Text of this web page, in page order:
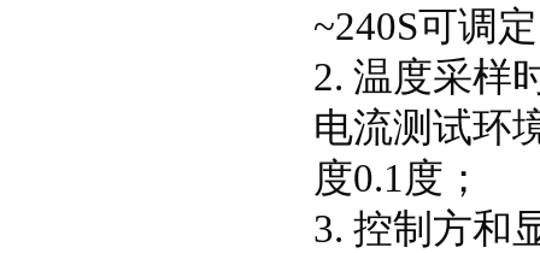
~240S可调
2. 温度采样
电流测试环
度0.1度；
3. 控制方和